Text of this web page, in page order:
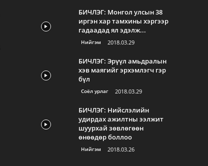
БИЧЛЭГ: Монгол улсын 38
иргэн хар тамхины хэргээр
гадаадад ял эдэлж...
Нийгэм 2018.03.29
БИЧЛЭГ: Эрүүл амьдралын
хэв маягийг эрхэмлэгч гэр
бүл
Соёл урлаг 2018.03.29
БИЧЛЭГ: Нийслэлийн
удирдах ажилтны ээлжит
шуурхай зөвлөгөөн
өнөөдөр боллоо
Нийгэм 2018.03.26